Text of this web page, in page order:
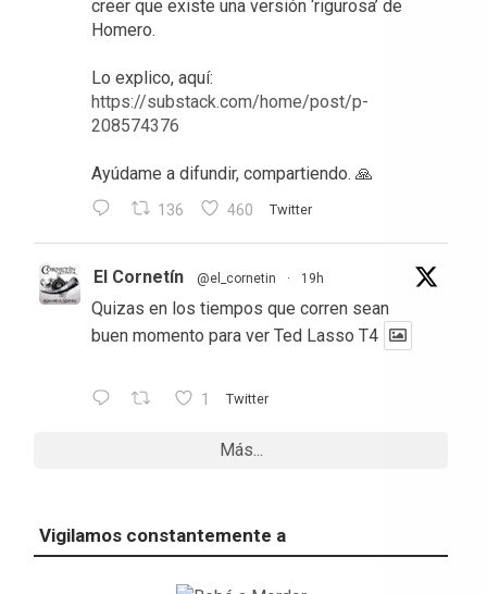
creer que existe una versión ‘rigurosa’ de
Homero.
Lo explico, aquí:
https://substack.com/home/post/p-
208574376
Ayúdame a difundir, compartiendo. 🙏
136 460 Twitter
El Cornetín @el_cornetin · 19h
Quizas en los tiempos que corren sean
buen momento para ver Ted Lasso T4
1 Twitter
Más...
Vigilamos constantemente a